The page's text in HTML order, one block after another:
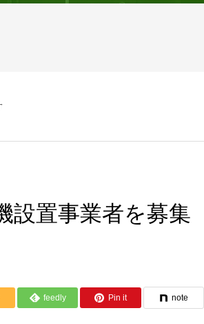
設置事業者を募集
feedly Pin it note